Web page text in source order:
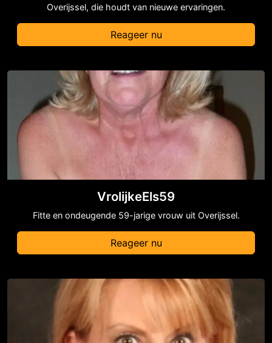
Overijssel, die houdt van nieuwe ervaringen.
Reageer nu
VrolijkeEls59
Fitte en ondeugende 59-jarige vrouw uit Overijssel.
Reageer nu